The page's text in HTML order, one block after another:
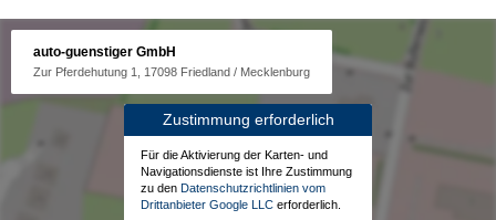
auto-guenstiger GmbH
Zur Pferdehutung 1, 17098 Friedland / Mecklenburg
Zustimmung erforderlich
Für die Aktivierung der Karten- und
Navigationsdienste ist Ihre Zustimmung
zu den Datenschutzrichtlinien vom
Drittanbieter Google LLC erforderlich.